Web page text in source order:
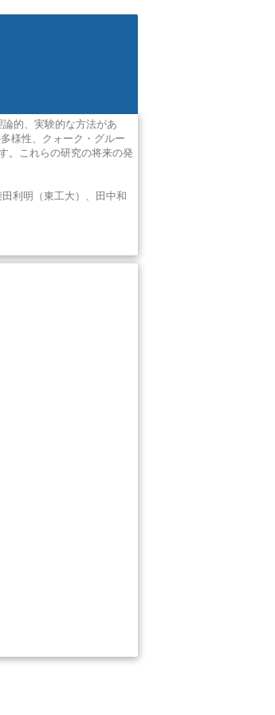
的、実験的な方法があ
様性、クォーク・グルー
。これらの研究の将来の発
利明（東工大）、田中和